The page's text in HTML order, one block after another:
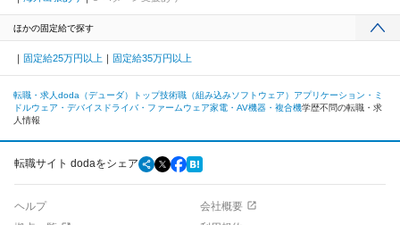
ほかの固定給で探す
固定給25万円以上 固定給35万円以上
転職・求人doda（デューダ）トップ技術職（組み込みソフトウェア） アプリケーション・ミ
ドルウェア・デバイスドライバ・ファームウェア家電・AV機器・複合機学歴不問の転職・求
人情報
転職サイト dodaをシェア
ヘルプ
会社概要